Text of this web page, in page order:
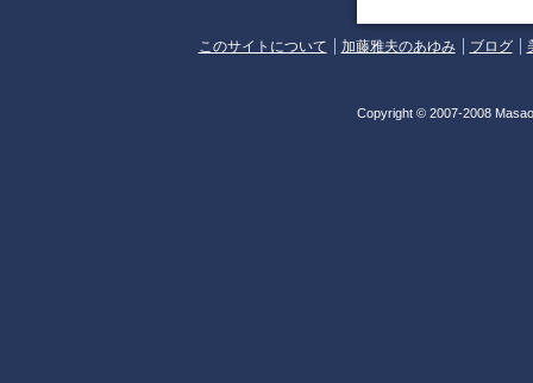
このサイトについて 加藤雅夫のあゆみ ブログ
Copyright © 2007-2008